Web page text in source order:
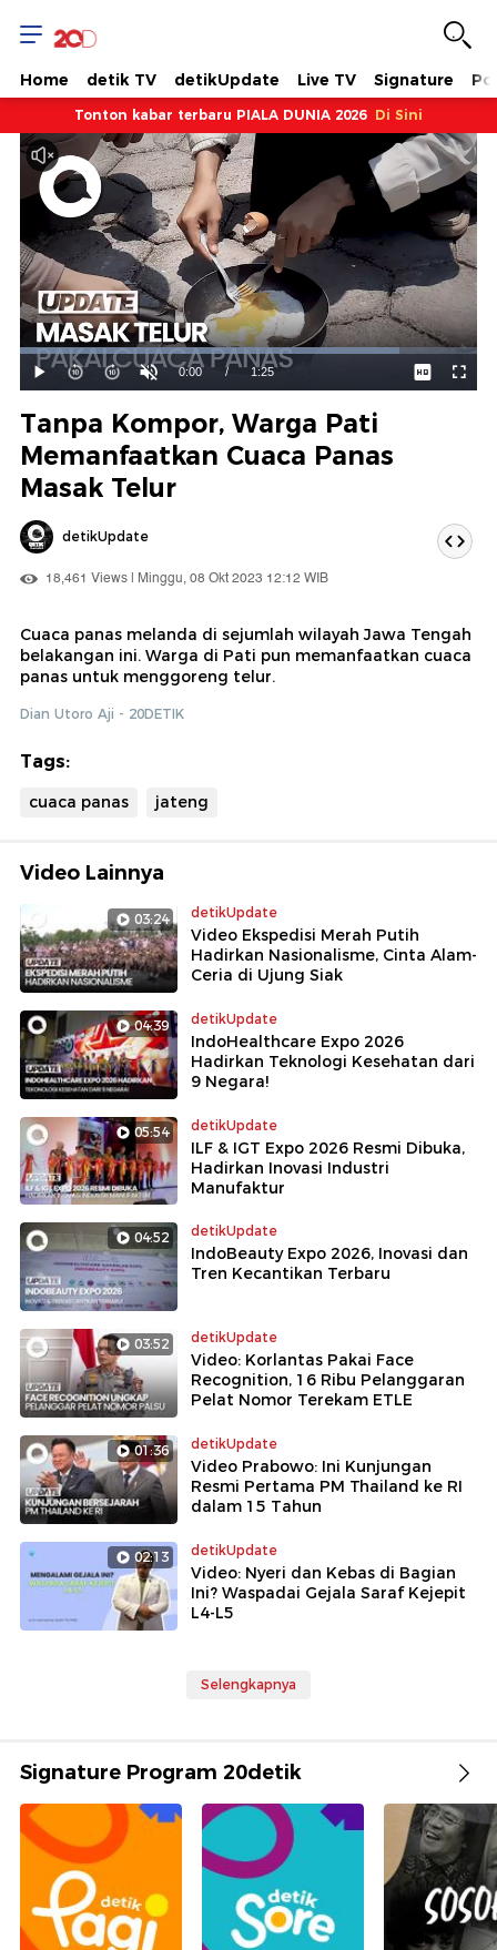
Home detik TV detikUpdate Live TV Signature
Tonton kabar terbaru PIALA DUNIA 2026 Di Sini
Mainkan
Suara
Hidup
Waktu
0:00 / Durasi
1:25
Dimuat:
83.08%
Tanpa Kompor, Warga Pati
Memanfaatkan Cuaca Panas
Masak Telur
detikUpdate
18,461 Views | Minggu, 08 Okt 2023 12:12 WIB
Cuaca panas melanda di sejumlah wilayah Jawa Tengah
belakangan ini. Warga di Pati pun memanfaatkan cuaca
panas untuk menggoreng telur.
Dian Utoro Aji - 20DETIK
Tags:
cuaca panas jateng
Video Lainnya
03:24 detikUpdate
Video Ekspedisi Merah Putih
Hadirkan Nasionalisme, Cinta Alam-
Ceria di Ujung Siak
04:39 detikUpdate
IndoHealthcare Expo 2026
Hadirkan Teknologi Kesehatan dari
9 Negara!
05:54 detikUpdate
ILF & IGT Expo 2026 Resmi Dibuka,
Hadirkan Inovasi Industri
Manufaktur
04:52 detikUpdate
IndoBeauty Expo 2026, Inovasi dan
Tren Kecantikan Terbaru
03:52 detikUpdate
Video: Korlantas Pakai Face
Recognition, 16 Ribu Pelanggaran
Pelat Nomor Terekam ETLE
01:36 detikUpdate
Video Prabowo: Ini Kunjungan
Resmi Pertama PM Thailand ke RI
dalam 15 Tahun
02:13 detikUpdate
Video: Nyeri dan Kebas di Bagian
Ini? Waspadai Gejala Saraf Kejepit
L4-L5
Selengkapnya
Signature Program 20detik